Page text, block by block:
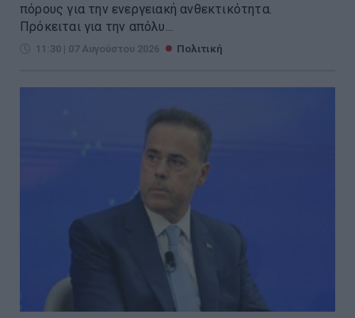
πόρους για την ενεργειακή ανθεκτικότητα.
Πρόκειται για την απόλυ...
11:30 | 07 Αυγούστου 2026 Πολιτική